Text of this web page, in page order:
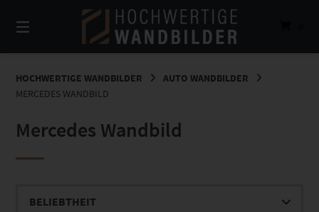
zum
Inhalt
HOCHWERTIGE WANDBILDER
AUTO WANDBILDER
MERCEDES WANDBILD
Mercedes Wandbild